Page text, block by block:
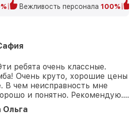
Вежливость персонала 100%
ребята очень классные.
Очень круто, хорошие цены
В чем неисправность мне
и понятно. Рекомендую….
Ольга